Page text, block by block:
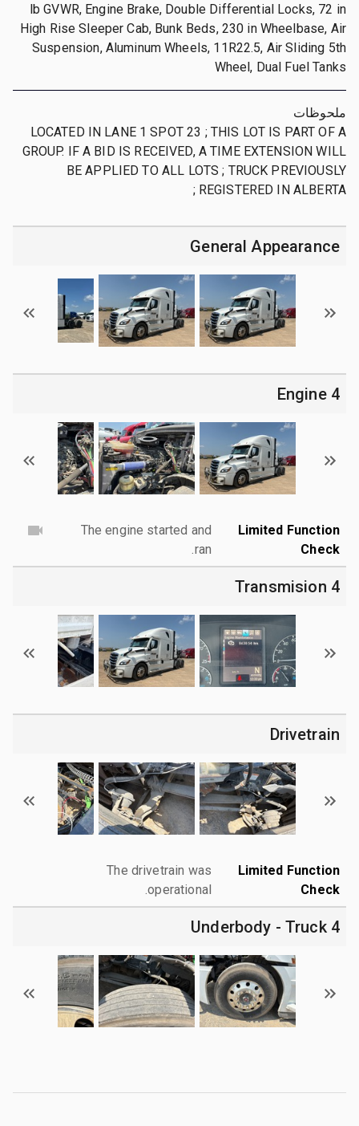
lb GVWR, Engine Brake, Double Differential Locks, 72 in
High Rise Sleeper Cab, Bunk Beds, 230 in Wheelbase, Air
Suspension, Aluminum Wheels, 11R22.5, Air Sliding 5th
Wheel, Dual Fuel Tanks
ملحوظات
LOCATED IN LANE 1 SPOT 23 ; THIS LOT IS PART OF A
GROUP. IF A BID IS RECEIVED, A TIME EXTENSION WILL
BE APPLIED TO ALL LOTS ; TRUCK PREVIOUSLY
REGISTERED IN ALBERTA ;
General Appearance
4 Engine
Limited Function
Check
The engine started and
ran.
4 Transmision
Drivetrain
Limited Function
Check
The drivetrain was
operational.
4 Underbody - Truck